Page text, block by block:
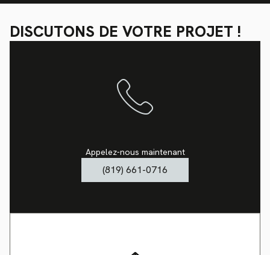
DISCUTONS DE VOTRE PROJET !
Appelez-nous maintenant
(819) 661-0716